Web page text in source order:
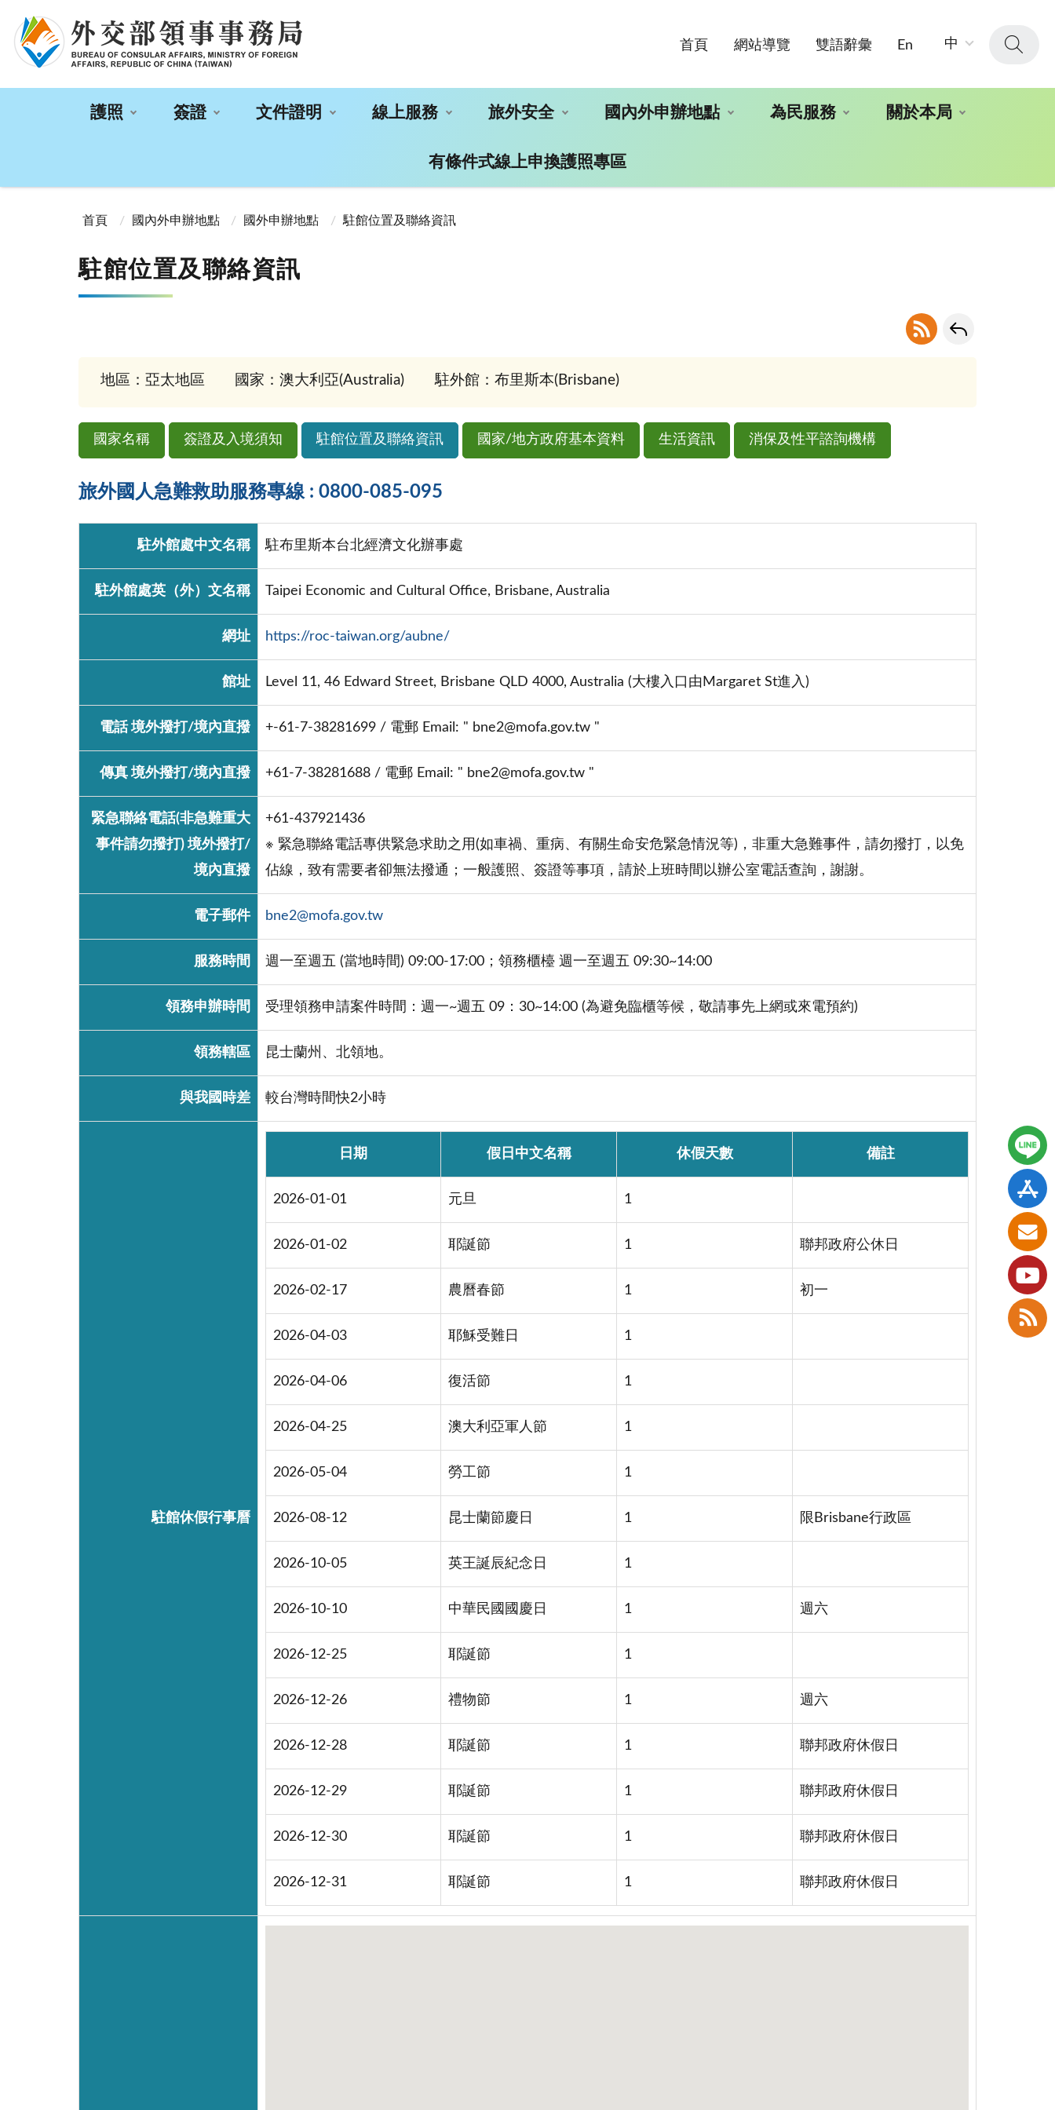
首頁 網站導覽 雙語辭彙 En 中
護照 簽證 文件證明 線上服務 旅外安全 國內外申辦地點 為民服務 關於本局
有條件式線上申換護照專區
首頁
國內外申辦地點 國外申辦地點 駐館位置及聯絡資訊
駐館位置及聯絡資訊
地區：亞太地區 國家：澳大利亞(Australia) 駐外館：布里斯本(Brisbane)
國家名稱 簽證及入境須知 駐館位置及聯絡資訊 國家/地方政府基本資料 生活資訊 消保及性平諮詢機構
旅外國人急難救助服務專線 : 0800-085-095
駐外館處中文名稱 駐布里斯本台北經濟文化辦事處
駐外館處英（外）文名稱 Taipei Economic and Cultural Office, Brisbane, Australia
網址 https://roc-taiwan.org/aubne/
館址 Level 11, 46 Edward Street, Brisbane QLD 4000, Australia (大樓入口由Margaret St進入)
電話 境外撥打/境內直撥 +-61-7-38281699 / 電郵 Email: " bne2@mofa.gov.tw "
傳真 境外撥打/境內直撥 +61-7-38281688 / 電郵 Email: " bne2@mofa.gov.tw "
緊急聯絡電話(非急難重大
事件請勿撥打) 境外撥打/
境內直撥
+61-437921436
※ 緊急聯絡電話專供緊急求助之用(如車禍、重病、有關生命安危緊急情況等)，非重大急難事件，請勿撥打，以免
佔線，致有需要者卻無法撥通；一般護照、簽證等事項，請於上班時間以辦公室電話查詢，謝謝。
電子郵件 bne2@mofa.gov.tw
服務時間 週一至週五 (當地時間) 09:00-17:00；領務櫃檯 週一至週五 09:30~14:00
領務申辦時間 受理領務申請案件時間：週一~週五 09：30~14:00 (為避免臨櫃等候，敬請事先上網或來電預約)
領務轄區 昆士蘭州、北領地。
與我國時差 較台灣時間快2小時
駐館休假行事曆
日期 假日中文名稱 休假天數 備註
2026-01-01 元旦 1
2026-01-02 耶誕節 1 聯邦政府公休日
2026-02-17 農曆春節 1 初一
2026-04-03 耶穌受難日 1
2026-04-06 復活節 1
2026-04-25 澳大利亞軍人節 1
2026-05-04 勞工節 1
2026-08-12 昆士蘭節慶日 1 限Brisbane行政區
2026-10-05 英王誕辰紀念日 1
2026-10-10 中華民國國慶日 1 週六
2026-12-25 耶誕節 1
2026-12-26 禮物節 1 週六
2026-12-28 耶誕節 1 聯邦政府休假日
2026-12-29 耶誕節 1 聯邦政府休假日
2026-12-30 耶誕節 1 聯邦政府休假日
2026-12-31 耶誕節 1 聯邦政府休假日